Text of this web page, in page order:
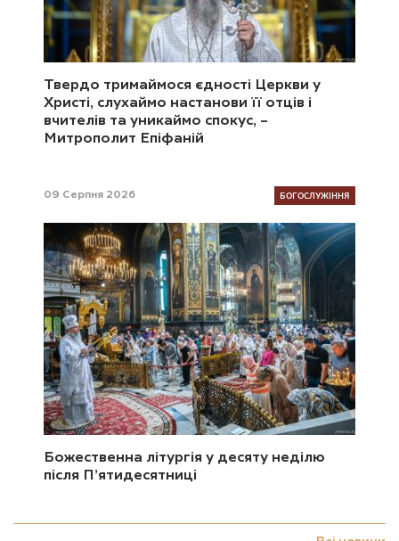
Твердо тримаймося єдності Церкви у
Христі, слухаймо настанови її отців і
вчителів та уникаймо спокус, –
Митрополит Епіфаній
09 Серпня 2026 БОГОСЛУЖІННЯ
Божественна літургія у десяту неділю
після П’ятидесятниці